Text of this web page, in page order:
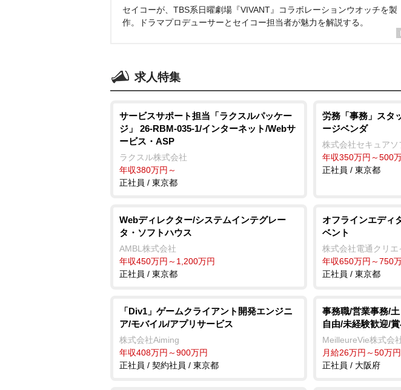
セイコーが、TBS系日曜劇場『VIVANT』コラボレーションウオッチを製
作。ドラマプロデューサーとセイコー担当者が魅力を解説する。
求人特集
サービスサポート担当「ラクスルパッケー
ジ」 26-RBM-035-1/インターネット/Webサ
ービス・ASP
ラクスル株式会社
年収380万円～
正社員 / 東京都
労務「事務」スタ
ージベンダ
株式会社セキュアソ
年収350万円～500
正社員 / 東京都
Webディレクター/システムインテグレー
タ・ソフトハウス
AMBL株式会社
年収450万円～1,200万円
正社員 / 東京都
オフラインエディ
ベント
株式会社電通クリ
年収650万円～750
正社員 / 東京都
「Div1」ゲームクライアント開発エンジニ
ア/モバイル/アプリサービス
株式会社Aiming
年収408万円～900万円
正社員 / 契約社員 / 東京都
事務職/営業事務/
自由/未経験歓迎/賞
MeilleureVie株式会
月給26万円～50万円
正社員 / 大阪府